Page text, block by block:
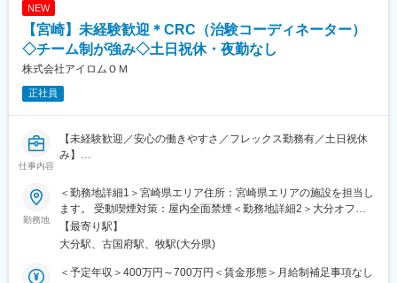
復帰後は短時間勤務制度の利用も可能。
※育児休業から復帰し3ヶ月後に、育児補助支援金を給付。
※育児休業、時短勤務制度は入社～1年経過後から取得可能。
変更の範囲：本文参照
■午前：
・治験の進捗状況の確認や患者様対応の予定などを、院内の治験
事務局に共有
・来院された患者様の診察や検査に同席し、治験が手順通りに行
われているか、患者様の状態変化が無いかを確認します。
■午後：
・患者様の報告書作成
・治験の参加候補となる患者様をカルテから探す
・医師との打ち合わせ
■基礎研修が充実：
入社後1か月は研修期間となります。ビジネスマナーやPCスキル
研修が入社後研修としてあり、PC慣れしていない方も安心してご
入社いただけます。
現場配属後は、OJTで独り立ちまでサポートその後も定期的なフ
NEW
【宮崎】未経験歓迎＊CRC（治験コーディネーター）
◇チーム制が強み◇土日祝休・夜勤なし
株式会社アイロムＯＭ
正社員
仕事内容
【未経験歓迎／安心の働きやすさ／フレックス勤務有／土日祝休
み】
■業務詳細／治験コーディネーター（CRCって何？）
新しい薬や治療法が安全で効果的かどうかを確かめるための臨床
試験（治験）をサポートする仕事です。
＜具体的に＞
患者さんが治験に参加する手続きを助けたり、治験中のデータを
勤務地
＜勤務地詳細1＞宮崎県エリア住所：宮崎県エリアの施設を担当し
ます。 受動喫煙対策：屋内全面禁煙＜勤務地詳細2＞大分オフィ
ス住所：大分県大分市府内町1-3-25 ブルーステートビル201受動
喫煙対策：屋内全面禁煙変更の範囲：会社の定める事業所
【最寄り駅】
大分駅、古国府駅、牧駅(大分県)
＜予定年収＞400万円～700万円＜賃金形態＞月給制補足事項なし